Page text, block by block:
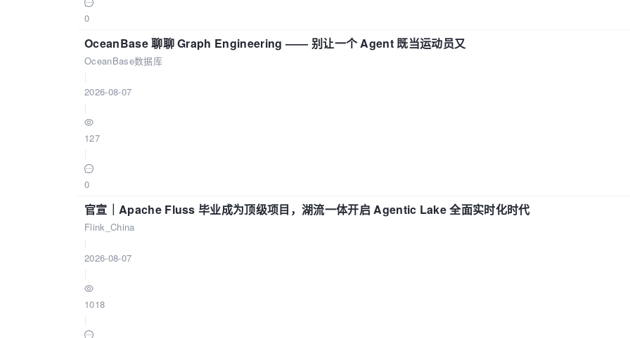
0
OceanBase 聊聊 Graph Engineering —— 别让一个 Agent 既当运动员又
OceanBase数据库
2026-08-07
127
0
官宣｜Apache Fluss 毕业成为顶级项目，湖流一体开启 Agentic Lake 全面实时化时代
Flink_China
2026-08-07
1018